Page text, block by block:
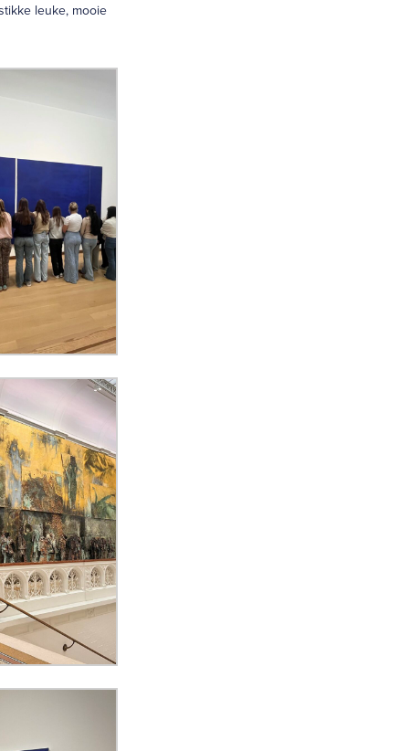
leuke, mooie